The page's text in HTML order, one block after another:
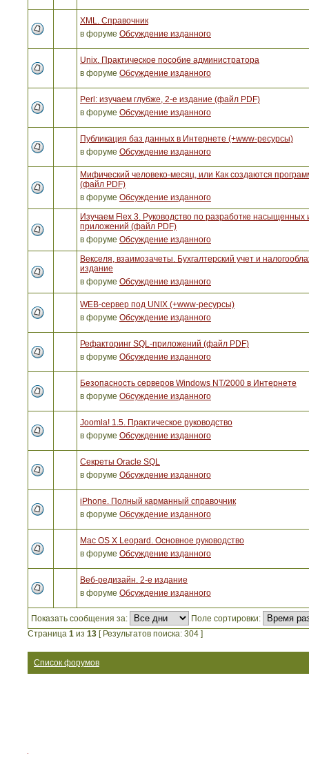
XML. Справочник
в форуме Обсуждение изданного
Unix. Практическое пособие администратора
в форуме Обсуждение изданного
Perl: изучаем глубже, 2-е издание (файл PDF)
в форуме Обсуждение изданного
Публикация баз данных в Интернете (+www-ресурсы)
в форуме Обсуждение изданного
Мифический человеко-месяц, или Как создаются
(файл PDF)
в форуме Обсуждение изданного
Изучаем Flex 3. Руководство по разработке насыщенных
приложений (файл PDF)
в форуме Обсуждение изданного
Векселя, взаимозачеты. Бухгалтерский учет и
издание
в форуме Обсуждение изданного
WEB-сервер под UNIX (+www-ресурсы)
в форуме Обсуждение изданного
Рефакторинг SQL-приложений (файл PDF)
в форуме Обсуждение изданного
Безопасность серверов Windows NT/2000 в Интернете
в форуме Обсуждение изданного
Joomla! 1.5. Практическое руководство
в форуме Обсуждение изданного
Секреты Oracle SQL
в форуме Обсуждение изданного
iPhone. Полный карманный справочник
в форуме Обсуждение изданного
Mac OS X Leopard. Основное руководство
в форуме Обсуждение изданного
Веб-редизайн. 2-е издание
в форуме Обсуждение изданного
Показать сообщения за:
Поле сортировки:
Страница 1 из 13 [ Результатов поиска: 304 ]
Список форумов